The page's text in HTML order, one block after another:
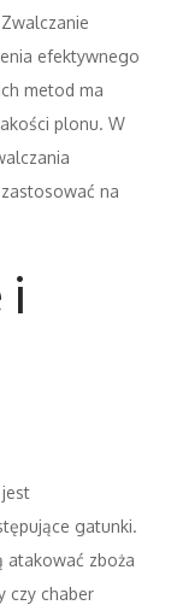
efektywnego
metod ma
plonu. W
na
i
gatunki.
atakować zboża
czy chaber